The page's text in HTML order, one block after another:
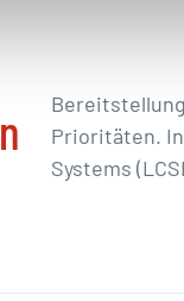
Prioritäten.
Systems